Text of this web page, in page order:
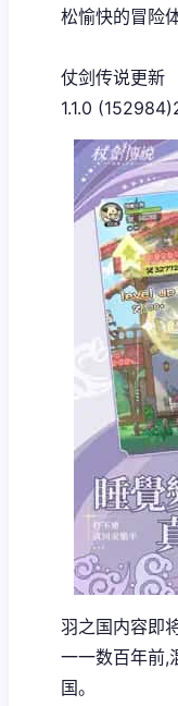
松愉快的冒险体
仗剑传说更新
1.1.0
羽之国内容即
一一数百年前,
国。